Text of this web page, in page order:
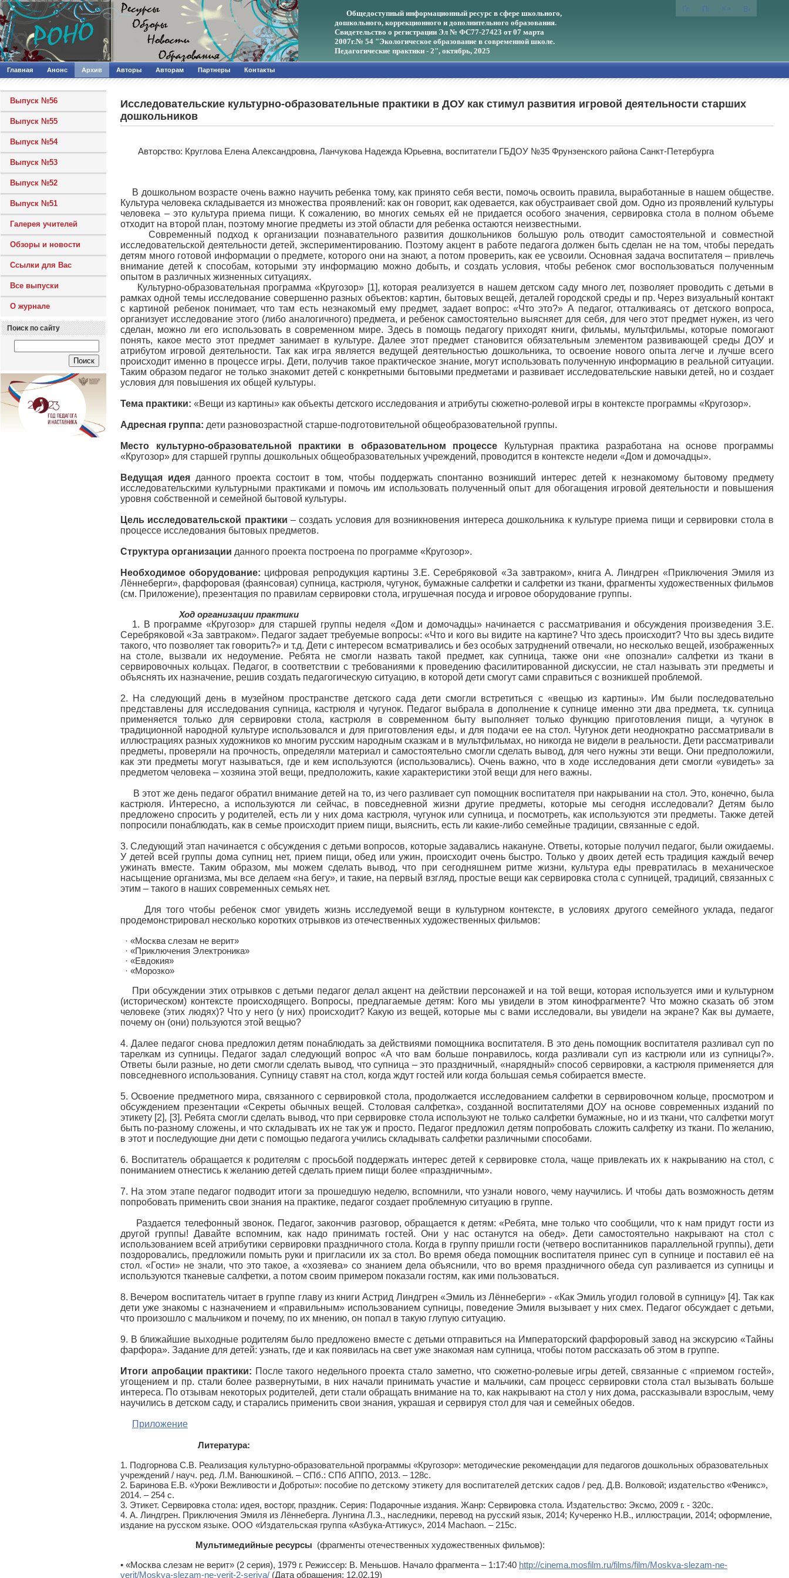
Общедоступный информационный ресурс в сфере школьного,
дошкольного, коррекционного и дополнительного образования.
Свидетельство о регистрации Эл № ФС77-27423 от 07 марта
2007г.№ 54 "Экологическое образование в современной школе.
Педагогические практики - 2", октябрь, 2025
Главная Анонс Архив Авторы Авторам Партнеры Контакты
Выпуск №56
Выпуск №55
Выпуск №54
Выпуск №53
Выпуск №52
Выпуск №51
Галерея учителей
Обзоры и новости
Ссылки для Вас
Все выпуски
О журнале
Поиск по сайту
Исследовательские культурно-образовательные практики в ДОУ как стимул развития игровой деятельности старших
дошкольников
Авторcтво: Круглова Елена Александровна, Ланчукова Надежда Юрьевна, воспитатели ГБДОУ №35 Фрунзенского района Санкт-Петербурга
В дошкольном возрасте очень важно научить ребенка тому, как принято себя вести, помочь освоить правила, выработанные в нашем обществе.
Культура человека складывается из множества проявлений: как он говорит, как одевается, как обустраивает свой дом. Одно из проявлений культуры
человека – это культура приема пищи. К сожалению, во многих семьях ей не придается особого значения, сервировка стола в полном объеме
отходит на второй план, поэтому многие предметы из этой области для ребенка остаются неизвестными.
Современный подход к организации познавательного развития дошкольников большую роль отводит самостоятельной и совместной
исследовательской деятельности детей, экспериментированию. Поэтому акцент в работе педагога должен быть сделан не на том, чтобы передать
детям много готовой информации о предмете, которого они на знают, а потом проверить, как ее усвоили. Основная задача воспитателя – привлечь
внимание детей к способам, которыми эту информацию можно добыть, и создать условия, чтобы ребенок смог воспользоваться полученным
опытом в различных жизненных ситуациях.
Культурно-образовательная программа «Кругозор» [1], которая реализуется в нашем детском саду много лет, позволяет проводить с детьми в
рамках одной темы исследование совершенно разных объектов: картин, бытовых вещей, деталей городской среды и пр. Через визуальный контакт
с картиной ребенок понимает, что там есть незнакомый ему предмет, задает вопрос: «Что это?» А педагог, отталкиваясь от детского вопроса,
организует исследование этого (либо аналогичного) предмета, и ребенок самостоятельно выясняет для себя, для чего этот предмет нужен, из чего
сделан, можно ли его использовать в современном мире. Здесь в помощь педагогу приходят книги, фильмы, мультфильмы, которые помогают
понять, какое место этот предмет занимает в культуре. Далее этот предмет становится обязательным элементом развивающей среды ДОУ и
атрибутом игровой деятельности. Так как игра является ведущей деятельностью дошкольника, то освоение нового опыта легче и лучше всего
происходит именно в процессе игры. Дети, получив такое практическое знание, могут использовать полученную информацию в реальной ситуации.
Таким образом педагог не только знакомит детей с конкретными бытовыми предметами и развивает исследовательские навыки детей, но и создает
условия для повышения их общей культуры.
Тема практики: «Вещи из картины» как объекты детского исследования и атрибуты сюжетно-ролевой игры в контексте программы «Кругозор».
Адресная группа: дети разновозрастной старше-подготовительной общеобразовательной группы.
Место культурно-образовательной практики в образовательном процессе Культурная практика разработана на основе программы
«Кругозор» для старшей группы дошкольных общеобразовательных учреждений, проводится в контексте недели «Дом и домочадцы».
Ведущая идея данного проекта состоит в том, чтобы поддержать спонтанно возникший интерес детей к незнакомому бытовому предмету
исследовательскими культурными практиками и помочь им использовать полученный опыт для обогащения игровой деятельности и повышения
уровня собственной и семейной бытовой культуры.
Цель исследовательской практики– создать условия для возникновения интереса дошкольника к культуре приема пищи и сервировки стола в
процессе исследования бытовых предметов.
Структура организации данного проекта построена по программе «Кругозор».
Необходимое оборудование: цифровая репродукция картины З.Е. Серебряковой «За завтраком», книга А. Линдгрен «Приключения Эмиля из
Лённеберги», фарфоровая (фаянсовая) супница, кастрюля, чугунок, бумажные салфетки и салфетки из ткани, фрагменты художественных фильмов
(см. Приложение), презентация по правилам сервировки стола, игрушечная посуда и игровое оборудование группы.
Ход организации практики
1. В программе «Кругозор» для старшей группы неделя «Дом и домочадцы» начинается с рассматривания и обсуждения произведения З.Е.
Серебряковой «За завтраком». Педагог задает требуемые вопросы: «Что и кого вы видите на картине? Что здесь происходит? Что вы здесь видите
такого, что позволяет так говорить?» и т.д. Дети с интересом всматривались и без особых затруднений отвечали, но несколько вещей, изображенных
на столе, вызвали их недоумение. Ребята не смогли назвать такой предмет, как супница, также они «не опознали» салфетки из ткани в
сервировочных кольцах. Педагог, в соответствии с требованиями к проведению фасилитированной дискуссии, не стал называть эти предметы и
объяснять их назначение, решив создать педагогическую ситуацию, в которой дети смогут сами справиться с возникшей проблемой.
2. На следующий день в музейном пространстве детского сада дети смогли встретиться с «вещью из картины». Им были последовательно
представлены для исследования супница, кастрюля и чугунок. Педагог выбрала в дополнение к супнице именно эти два предмета, т.к. супница
применяется только для сервировки стола, кастрюля в современном быту выполняет только функцию приготовления пищи, а чугунок в
традиционной народной культуре использовался и для приготовления еды, и для подачи ее на стол. Чугунок дети неоднократно рассматривали в
иллюстрациях разных художников ко многим русским народным сказкам и в мультфильмах, но никогда не видели в реальности. Дети рассматривали
предметы, проверяли на прочность, определяли материал и самостоятельно смогли сделать вывод, для чего нужны эти вещи. Они предположили,
как эти предметы могут называться, где и кем используются (использовались). Очень важно, что в ходе исследования дети смогли «увидеть» за
предметом человека – хозяина этой вещи, предположить, какие характеристики этой вещи для него важны.
В этот же день педагог обратил внимание детей на то, из чего разливает суп помощник воспитателя при накрывании на стол. Это, конечно, была
кастрюля. Интересно, а используются ли сейчас, в повседневной жизни другие предметы, которые мы сегодня исследовали? Детям было
предложено спросить у родителей, есть ли у них дома кастрюля, чугунок или супница, и посмотреть, как используются эти предметы. Также детей
попросили понаблюдать, как в семье происходит прием пищи, выяснить, есть ли какие-либо семейные традиции, связанные с едой.
3. Следующий этап начинается с обсуждения с детьми вопросов, которые задавались накануне. Ответы, которые получил педагог, были ожидаемы.
У детей всей группы дома супниц нет, прием пищи, обед или ужин, происходит очень быстро. Только у двоих детей есть традиция каждый вечер
ужинать вместе. Таким образом, мы можем сделать вывод, что при сегодняшнем ритме жизни, культура еды превратилась в механическое
насыщение организма, мы все делаем «на бегу», и такие, на первый взгляд, простые вещи как сервировка стола с супницей, традиций, связанных с
этим – такого в наших современных семьях нет.
Для того чтобы ребенок смог увидеть жизнь исследуемой вещи в культурном контексте, в условиях другого семейного уклада, педагог
продемонстрировал несколько коротких отрывков из отечественных художественных фильмов:
· «Москва слезам не верит»
· «Приключения Электроника»
· «Евдокия»
· «Морозко»
При обсуждении этих отрывков с детьми педагог делал акцент на действии персонажей и на той вещи, которая используется ими и культурном
(историческом) контексте происходящего. Вопросы, предлагаемые детям: Кого мы увидели в этом кинофрагменте? Что можно сказать об этом
человеке (этих людях)? Что у него (у них) происходит? Какую из вещей, которые мы с вами исследовали, вы увидели на экране? Как вы думаете,
почему он (они) пользуются этой вещью?
4. Далее педагог снова предложил детям понаблюдать за действиями помощника воспитателя. В это день помощник воспитателя разливал суп по
тарелкам из супницы. Педагог задал следующий вопрос «А что вам больше понравилось, когда разливали суп из кастрюли или из супницы?».
Ответы были разные, но дети смогли сделать вывод, что супница – это праздничный, «нарядный» способ сервировки, а кастрюля применяется для
повседневного использования. Супницу ставят на стол, когда ждут гостей или когда большая семья собирается вместе.
5. Освоение предметного мира, связанного с сервировкой стола, продолжается исследованием салфетки в сервировочном кольце, просмотром и
обсуждением презентации «Секреты обычных вещей. Столовая салфетка», созданной воспитателями ДОУ на основе современных изданий по
этикету [2], [3]. Ребята смогли сделать вывод, что при сервировке стола используют не только салфетки бумажные, но и из ткани, что салфетки могут
быть по-разному сложены, и что складывать их не так уж и просто. Педагог предложил детям попробовать сложить салфетку из ткани. По желанию,
в этот и последующие дни дети с помощью педагога учились складывать салфетки различными способами.
6. Воспитатель обращается к родителям с просьбой поддержать интерес детей к сервировке стола, чаще привлекать их к накрыванию на стол, с
пониманием отнестись к желанию детей сделать прием пищи более «праздничным».
7. На этом этапе педагог подводит итоги за прошедшую неделю, вспомнили, что узнали нового, чему научились. И чтобы дать возможность детям
попробовать применить свои знания на практике, педагог создает проблемную ситуацию в группе.
Раздается телефонный звонок. Педагог, закончив разговор, обращается к детям: «Ребята, мне только что сообщили, что к нам придут гости из
другой группы! Давайте вспомним, как надо принимать гостей. Они у нас останутся на обед». Дети самостоятельно накрывают на стол с
использованием всей атрибутики сервировки праздничного стола. Когда в группу пришли гости (четверо воспитанников параллельной группы), дети
поздоровались, предложили помыть руки и пригласили их за стол. Во время обеда помощник воспитателя принес суп в супнице и поставил её на
стол. «Гости» не знали, что это такое, а «хозяева» со знанием дела объяснили, что во время праздничного обеда суп разливается из супницы и
используются тканевые салфетки, а потом своим примером показали гостям, как ими пользоваться.
8. Вечером воспитатель читает в группе главу из книги Астрид Линдгрен «Эмиль из Лённеберги» - «Как Эмиль угодил головой в супницу» [4]. Так как
дети уже знакомы с назначением и «правильным» использованием супницы, поведение Эмиля вызывает у них смех. Педагог обсуждает с детьми,
что произошло с мальчиком и почему, по их мнению, он попал в такую глупую ситуацию.
9. В ближайшие выходные родителям было предложено вместе с детьми отправиться на Императорский фарфоровый завод на экскурсию «Тайны
фарфора». Задание для детей: узнать, где и как появилась на свет уже знакомая нам супница, чтобы потом рассказать об этом в группе.
Итоги апробации практики: После такого недельного проекта стало заметно, что сюжетно-ролевые игры детей, связанные с «приемом гостей»,
угощением и пр. стали более развернутыми, в них начали принимать участие и мальчики, сам процесс сервировки стола стал вызывать больше
интереса. По отзывам некоторых родителей, дети стали обращать внимание на то, как накрывают на стол у них дома, рассказывали взрослым, чему
научились в детском саду, и старались применить свои знания, украшая и сервируя стол для чая и семейных обедов.
Приложение
Литература:
1. Подгорнова С.В. Реализация культурно-образовательной программы «Кругозор»: методические рекомендации для педагогов дошкольных образовательных
учреждений / науч. ред. Л.М. Ванюшкиной. – СПб.: СПб АППО, 2013. – 128с.
2. Баринова Е.В. «Уроки Вежливости и Доброты»: пособие по детскому этикету для воспитателей детских садов / ред. Д.В. Волковой; издательство «Феникс»,
2014. – 254 с.
3. Этикет. Сервировка стола: идея, восторг, праздник. Серия: Подарочные издания. Жанр: Сервировка стола. Издательство: Эксмо, 2009 г. - 320с.
4. А. Линдгрен. Приключения Эмиля из Лённеберга. Лунгина Л.З., наследники, перевод на русский язык, 2014; Кучеренко Н.В., иллюстрации, 2014; оформление,
издание на русском языке. ООО «Издательская группа «Азбука-Аттикус», 2014 Machaon. – 215с.
Мультимедийные ресурсы (фрагменты отечественных художественных фильмов):
• «Москва слезам не верит» (2 серия), 1979 г. Режиссер: В. Меньшов. Начало фрагмента – 1:17:40 http://cinema.mosfilm.ru/films/film/Moskva-slezam-ne-
verit/Moskva-slezam-ne-verit-2-seriya/ (Дата обращения: 12.02.19)